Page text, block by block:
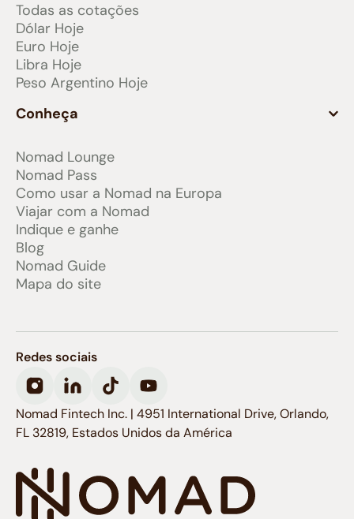
Todas as cotações
Dólar Hoje
Euro Hoje
Libra Hoje
Peso Argentino Hoje
Conheça
Nomad Lounge
Nomad Pass
Como usar a Nomad na Europa
Viajar com a Nomad
Indique e ganhe
Blog
Nomad Guide
Mapa do site
Redes sociais
Nomad Fintech Inc. | 4951 International Drive, Orlando,
FL 32819, Estados Unidos da América